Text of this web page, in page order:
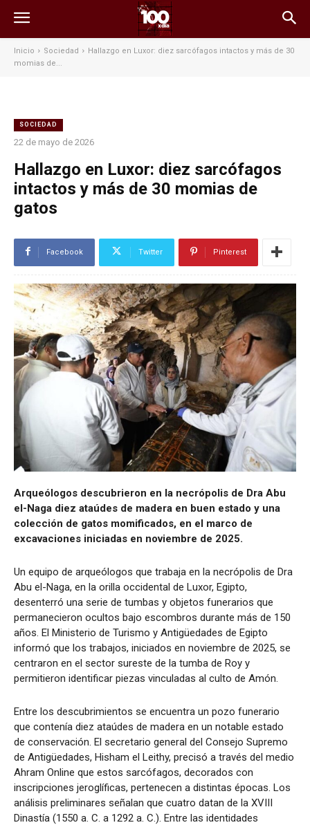
Inicio Sociedad
Hallazgo en Luxor: diez sarcófagos intactos y más de 30
momias de...
SOCIEDAD
22 de mayo de 2026
Hallazgo en Luxor: diez sarcófagos
intactos y más de 30 momias de
gatos
Facebook Twitter Pinterest
Arqueólogos descubrieron en la necrópolis de Dra Abu
el-Naga diez ataúdes de madera en buen estado y una
colección de gatos momificados, en el marco de
excavaciones iniciadas en noviembre de 2025.
Un equipo de arqueólogos que trabaja en la necrópolis de Dra
Abu el-Naga, en la orilla occidental de Luxor, Egipto,
desenterró una serie de tumbas y objetos funerarios que
permanecieron ocultos bajo escombros durante más de 150
años. El Ministerio de Turismo y Antigüedades de Egipto
informó que los trabajos, iniciados en noviembre de 2025, se
centraron en el sector sureste de la tumba de Roy y
permitieron identificar piezas vinculadas al culto de Amón.
Entre los descubrimientos se encuentra un pozo funerario
que contenía diez ataúdes de madera en un notable estado
de conservación. El secretario general del Consejo Supremo
de Antigüedades, Hisham el Leithy, precisó a través del medio
Ahram Online que estos sarcófagos, decorados con
inscripciones jeroglíficas, pertenecen a distintas épocas. Los
análisis preliminares señalan que cuatro datan de la XVIII
Dinastía (1550 a. C. a 1292 a. C.). Entre las identidades